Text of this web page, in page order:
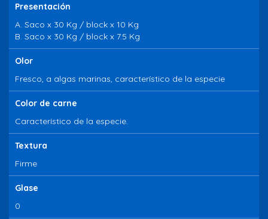
Presentación
A. Saco x 30 Kg / block x 10 Kg
B. Saco x 30 Kg / block x 7.5 Kg
Olor
Fresco, a algas marinas, característico de la especie
Color de carne
Característico de la especie.
Textura
Firme
Glase
0